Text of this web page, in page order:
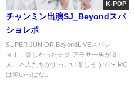
K-POP
チャンミン出演SJ_Beyondスパ
ショレポ
SUPER JUNIOR BeyondLIVEスパシ
ョ！！楽しかった☆彡 アラサー男が８
人、本人たちがすっごい楽しそうで〜 MC
は笑いっぱな...